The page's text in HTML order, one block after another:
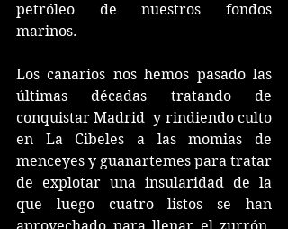
petróleo de nuestros fondos
marinos.
Los canarios nos hemos pasado las
últimas décadas tratando de
conquistar Madrid  y rindiendo culto
en La Cibeles a las momias de
menceyes y guanartemes para tratar
de explotar una insularidad de la
que luego cuatro listos se han